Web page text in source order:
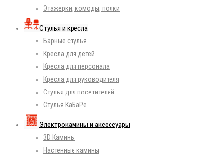
Этажерки, комоды, полки
Стулья и кресла
Барные стулья
Кресла для детей
Кресла для персонала
Кресла для руководителя
Стулья для посетителей
Стулья КаБаРе
Электрокамины и аксессуары
3D Камины
Настенные камины